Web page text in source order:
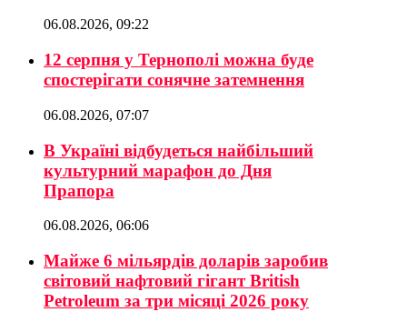
06.08.2026, 09:22
12 серпня у Тернополі можна буде
спостерігати сонячне затемнення
06.08.2026, 07:07
В Україні відбудеться найбільший
культурний марафон до Дня
Прапора
06.08.2026, 06:06
Майже 6 мільярдів доларів заробив
світовий нафтовий гігант British
Petroleum за три місяці 2026 року